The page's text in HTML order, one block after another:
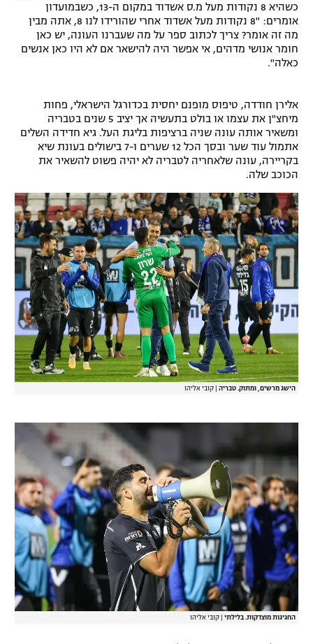
תקנון פעילות ספורט 1
רשיון להקרנה פומבית לבית עסק
הצטרפות לחבילת הערוצים
לוח דרושים – ג'ובנט
תגיות
המגזין
כשהיא 8 נקודות מעל מ.ס אשדוד במקום ה-13, כשבמועדון
אומרים: "8 נקודות מעל אשדוד אחרי שהורידו לנו 8, אתה מבין
מה זה אומר? צריך לכתוב ספר על מה שעברנו העונה, יש כאן
חומר אנושי מדהים, אי אפשר היה להישאר אם לא היו כאן אנשים
כאלה".
אלירן חודדה, טיפוס מופנם יחסית בכדורגל הישראלי, פחות
מיחצ"ן את עצמו או בולט בתעשיה אך יציב 5 שנים בטבריה
ומשאיר אותה עונה שניה ברציפות בליגת העל. גיא חדידה השלים
אתמול עוד שער ובסך הכל 12 שערים ו-7 בישולים בעונת שיא
בקריירה, עונה שלאחריה לטבריה לא יהיה פשוט להשאיר את
הכוכב שלה.
הישג מרשים, ומתוק. טבריה קובי אליהו
החגיגות מוצדקות. בלילתי קובי אליהו